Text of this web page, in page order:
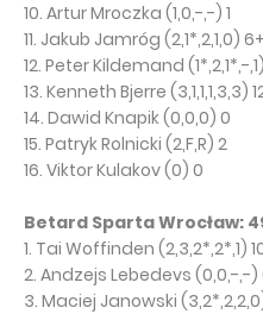
10. Artur Mroczka (1,0,-,-) 1
11. Jakub Jamróg (2,1*,2,1,0)
12. Peter Kildemand (1*,2,1*,-
13. Kenneth Bjerre (3,1,1,1,3,3)
14. Dawid Knapik (0,0,0) 0
15. Patryk Rolnicki (2,F,R) 2
16. Viktor Kulakov (0) 0
Betard Sparta Wrocław:
1. Tai Woffinden (2,3,2*,2*,1)
2. Andzejs Lebedevs (0,0,-,-)
3. Maciej Janowski